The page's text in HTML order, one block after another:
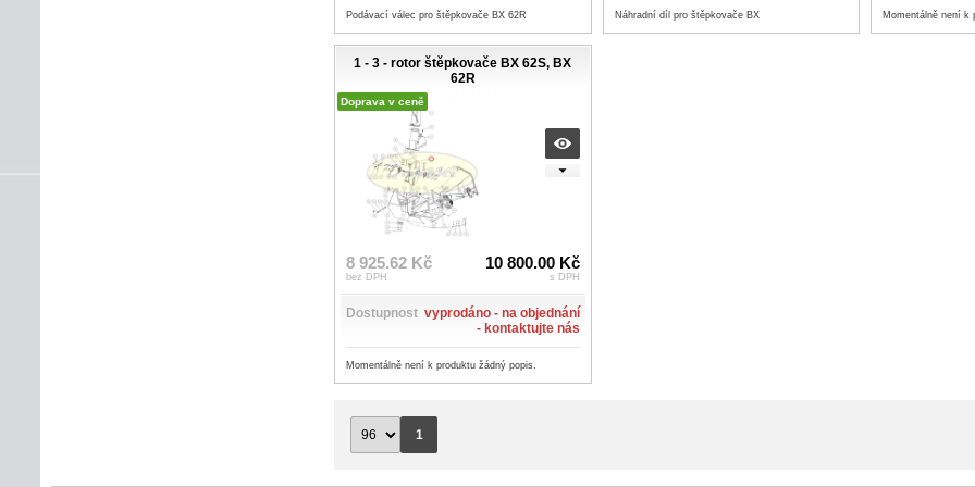
Podávací válec pro štěpkovače BX 62R Náhradní díl pro štěpkovače BX Momentálně není k
1 - 3 - rotor štěpkovače BX 62S, BX
62R
Doprava v ceně
8 925.62 Kč
bez DPH
10 800.00 Kč
s DPH
Dostupnost vyprodáno - na objednání
- kontaktujte nás
Momentálně není k produktu žádný popis.
1